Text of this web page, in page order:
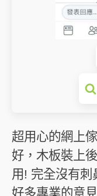
超用心的網上
好，木板裝上
用! 完全沒有刺
好多專業的意